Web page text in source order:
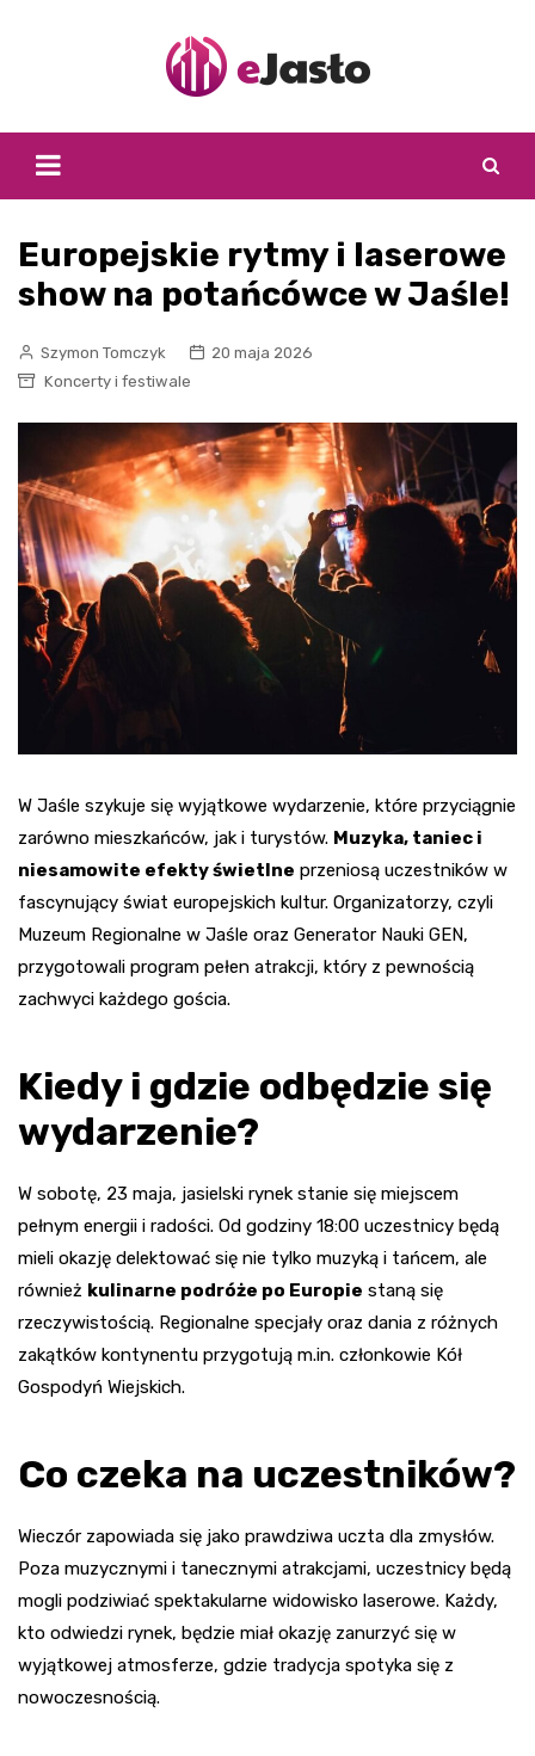
Europejskie rytmy i laserowe
show na potańcówce w Jaśle!
Szymon Tomczyk
20 maja 2026
Koncerty i festiwale
W Jaśle szykuje się wyjątkowe wydarzenie, które przyciągnie
zarówno mieszkańców, jak i turystów. Muzyka, taniec i
niesamowite efekty świetlne przeniosą uczestników w
fascynujący świat europejskich kultur. Organizatorzy, czyli
Muzeum Regionalne w Jaśle oraz Generator Nauki GEN,
przygotowali program pełen atrakcji, który z pewnością
zachwyci każdego gościa.
Kiedy i gdzie odbędzie się
wydarzenie?
W sobotę, 23 maja, jasielski rynek stanie się miejscem
pełnym energii i radości. Od godziny 18:00 uczestnicy będą
mieli okazję delektować się nie tylko muzyką i tańcem, ale
również kulinarne podróże po Europie staną się
rzeczywistością. Regionalne specjały oraz dania z różnych
zakątków kontynentu przygotują m.in. członkowie Kół
Gospodyń Wiejskich.
Co czeka na uczestników?
Wieczór zapowiada się jako prawdziwa uczta dla zmysłów.
Poza muzycznymi i tanecznymi atrakcjami, uczestnicy będą
mogli podziwiać spektakularne widowisko laserowe. Każdy,
kto odwiedzi rynek, będzie miał okazję zanurzyć się w
wyjątkowej atmosferze, gdzie tradycja spotyka się z
nowoczesnością.